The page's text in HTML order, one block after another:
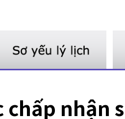
nhận